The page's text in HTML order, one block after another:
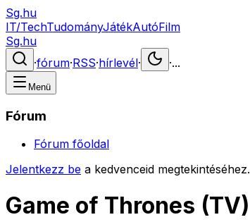
Sg.hu
IT/TechTudományJátékAutóFilm
Sg.hu
·fórum·RSS·hírlevél· ·...
Menü
Fórum
Fórum főoldal
Jelentkezz be a kedvenceid megtekintéséhez.
Game of Thrones (TV)